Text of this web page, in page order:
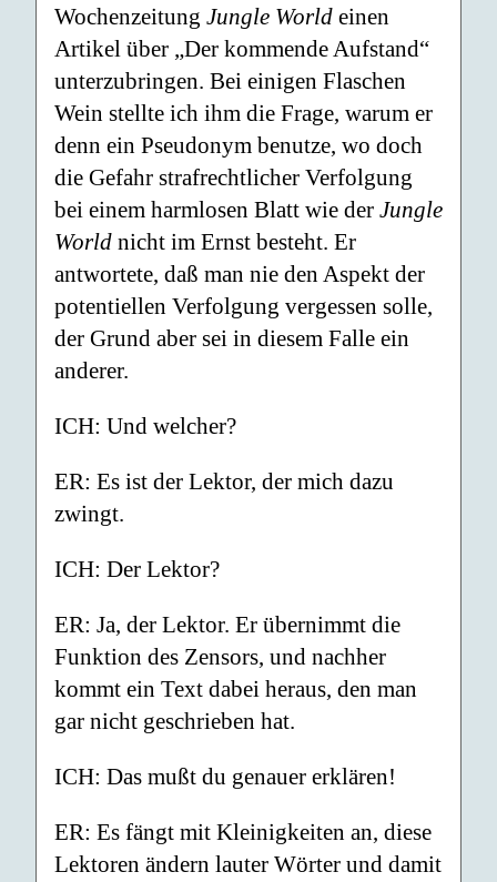
Wochenzeitung Jungle World einen
Artikel über „Der kommende Aufstand“
unterzubringen. Bei einigen Flaschen
Wein stellte ich ihm die Frage, warum er
denn ein Pseudonym benutze, wo doch
die Gefahr strafrechtlicher Verfolgung
bei einem harmlosen Blatt wie der Jungle
World nicht im Ernst besteht. Er
antwortete, daß man nie den Aspekt der
potentiellen Verfolgung vergessen solle,
der Grund aber sei in diesem Falle ein
anderer.
ICH: Und welcher?
ER: Es ist der Lektor, der mich dazu
zwingt.
ICH: Der Lektor?
ER: Ja, der Lektor. Er übernimmt die
Funktion des Zensors, und nachher
kommt ein Text dabei heraus, den man
gar nicht geschrieben hat.
ICH: Das mußt du genauer erklären!
ER: Es fängt mit Kleinigkeiten an, diese
Lektoren ändern lauter Wörter und damit